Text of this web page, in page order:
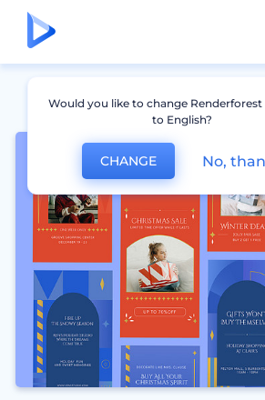
Would you like to change Renderforest
to English?
CHANGE No,